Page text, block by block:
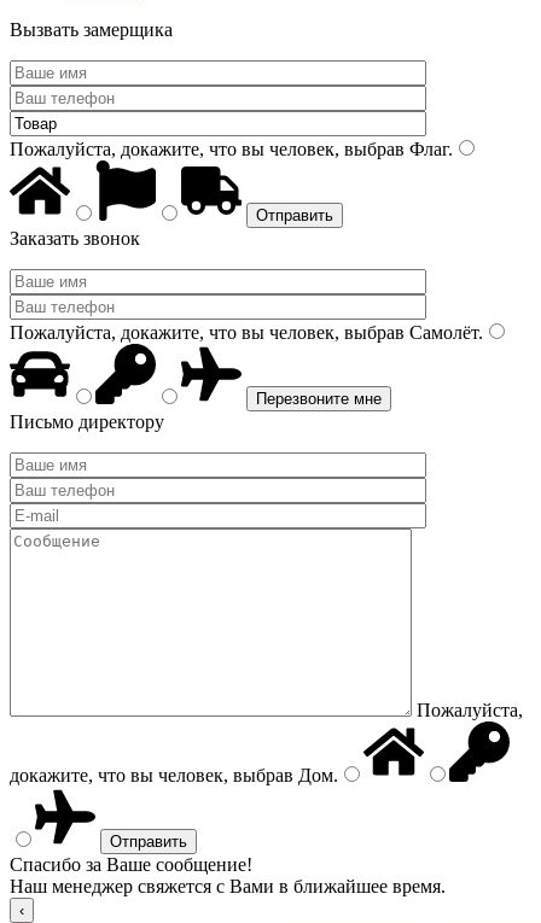
Вызвать замерщика
Пожалуйста, докажите, что вы человек, выбрав Флаг.
Заказать звонок
Пожалуйста, докажите, что вы человек, выбрав Самолёт.
Письмо директору
Пожалуйста,
докажите, что вы человек, выбрав Дом.
Спасибо за Ваше сообщение!
Наш менеджер свяжется с Вами в ближайшее время.